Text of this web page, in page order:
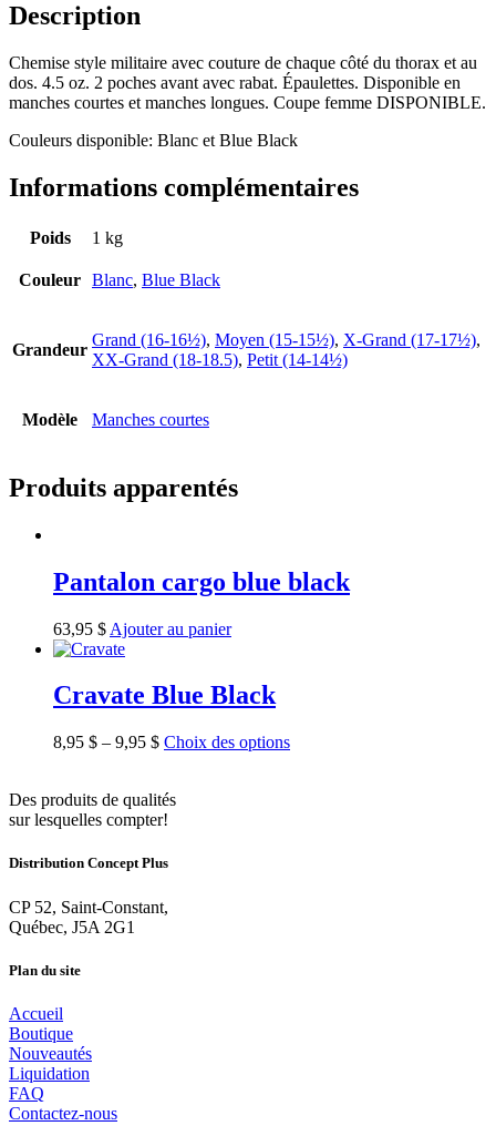
Description
Chemise style militaire avec couture de chaque côté du thorax et au
dos. 4.5 oz. 2 poches avant avec rabat. Épaulettes. Disponible en
manches courtes et manches longues. Coupe femme DISPONIBLE.
Couleurs disponible: Blanc et Blue Black
Informations complémentaires
Poids 1 kg
Couleur Blanc, Blue Black
Grandeur
Grand (16-16½), Moyen (15-15½), X-Grand (17-17½),
XX-Grand (18-18.5), Petit (14-14½)
Modèle Manches courtes
Produits apparentés
Pantalon cargo blue black
63,95 $ Ajouter au panier
Cravate Blue Black
8,95 $ – 9,95 $ Choix des options
Des produits de qualités
sur lesquelles compter!
Distribution Concept Plus
CP 52, Saint-Constant,
Québec, J5A 2G1
Plan du site
Accueil
Boutique
Nouveautés
Liquidation
FAQ
Contactez-nous